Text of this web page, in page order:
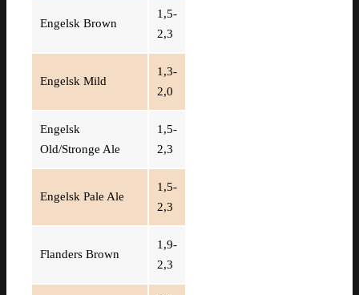
Engelsk Brown
1,5-
2,3
Engelsk Mild
1,3-
2,0
Engelsk
Old/Stronge Ale
1,5-
2,3
Engelsk Pale Ale
1,5-
2,3
Flanders Brown
1,9-
2,3